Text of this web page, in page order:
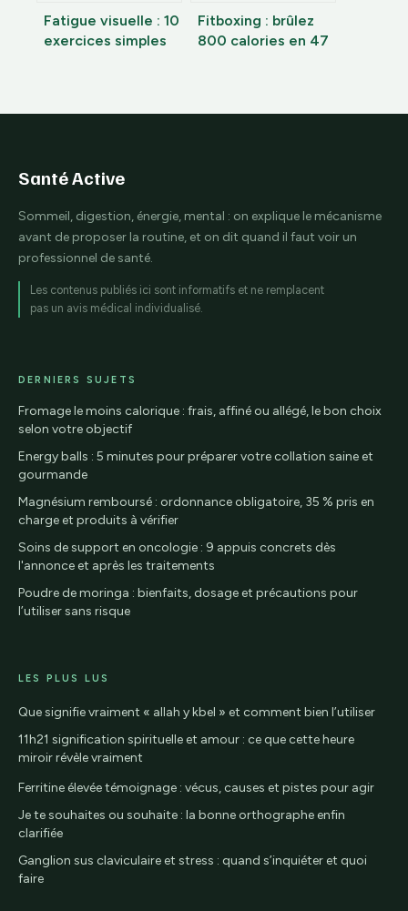
Fatigue visuelle : 10
exercices simples
Fitboxing : brûlez
800 calories en 47
Santé Active
Sommeil, digestion, énergie, mental : on explique le mécanisme
avant de proposer la routine, et on dit quand il faut voir un
professionnel de santé.
Les contenus publiés ici sont informatifs et ne remplacent
pas un avis médical individualisé.
DERNIERS SUJETS
Fromage le moins calorique : frais, affiné ou allégé, le bon choix
selon votre objectif
Energy balls : 5 minutes pour préparer votre collation saine et
gourmande
Magnésium remboursé : ordonnance obligatoire, 35 % pris en
charge et produits à vérifier
Soins de support en oncologie : 9 appuis concrets dès
l'annonce et après les traitements
Poudre de moringa : bienfaits, dosage et précautions pour
l’utiliser sans risque
LES PLUS LUS
Que signifie vraiment « allah y kbel » et comment bien l’utiliser
11h21 signification spirituelle et amour : ce que cette heure
miroir révèle vraiment
Ferritine élevée témoignage : vécus, causes et pistes pour agir
Je te souhaites ou souhaite : la bonne orthographe enfin
clarifiée
Ganglion sus claviculaire et stress : quand s’inquiéter et quoi
faire